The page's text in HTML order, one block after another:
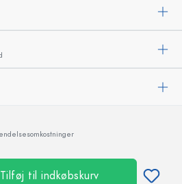
Tilføj til indkøbskurv